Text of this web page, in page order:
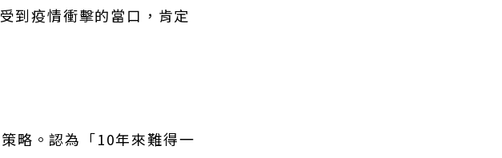
到疫情衝擊的當口，肯定
略。認為「10年來難得一